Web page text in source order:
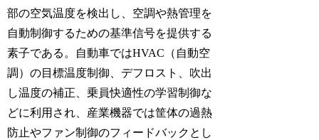
部の空気温度を検出し、空調や熱管理を
自動制御するための基準信号を提供する
素子である。自動車ではHVAC（自動空
調）の目標温度制御、デフロスト、吹出
し温度の補正、乗員快適性の学習制御な
どに利用され、産業機器では筐体の過熱
防止やファン制御のフィードバックとし